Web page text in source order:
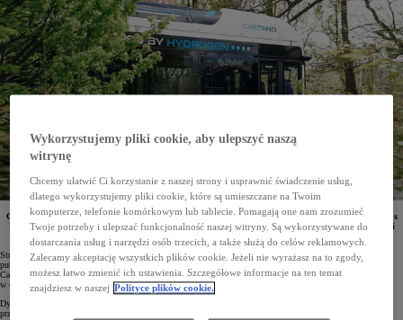
Coraz większą popularność w miastach Europy zyskuje całkowicie bezemisyjny autobus CaetanoBus
H2.City Gold na ogniwa paliwowe Toyoty. Strasburg, który jest siedzibą najważniejszych instytucji
europejskich, zamówił aż 60 tych pojazdów.
Strasburg jest miastem planującym w najbliższym czasie dokonać gruntownej transformacji transportu
publicznego, a jedną z kluczowych technologii mają być pojazdy na wodór. Firma produkująca autobusy
CaetanoBus jako pierwsza podpisała z miastem umowę ramową na dostawę aż 60 bezemisyjnych pojazdów
w ciągu najbliższych pięciu lat. Jest to jak dotąd największa tego typu umowa we Francji.
Dyrektor handlowy CaetanoBus Nuno Lago de Carvalho z entuzjazmem wypowiada się na temat
przedsięwzięcia: „Cieszymy się, że dzięki nam zwiększa się flota wodorowych autobusów w Europie.
Wykorzystujemy pliki cookie, aby ulepszyć naszą
witrynę
Chcemy ułatwić Ci korzystanie z naszej strony i usprawnić świadczenie usług,
dlatego wykorzystujemy pliki cookie, które są umieszczane na Twoim
komputerze, telefonie komórkowym lub tablecie. Pomagają one nam zrozumieć
Twoje potrzeby i ulepszać funkcjonalność naszej witryny. Są wykorzystywane do
dostarczania usług i narzędzi osób trzecich, a także służą do celów reklamowych.
Zalecamy akceptację wszystkich plików cookie. Jeżeli nie wyrażasz na to zgody,
możesz łatwo zmienić ich ustawienia. Szczegółowe informacje na ten temat
znajdziesz w naszej Polityce plików cookie.